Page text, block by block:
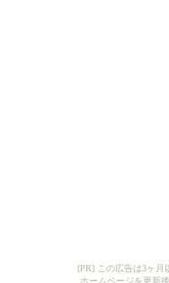
[PR] この広告は3ヶ月
ホームページを更新